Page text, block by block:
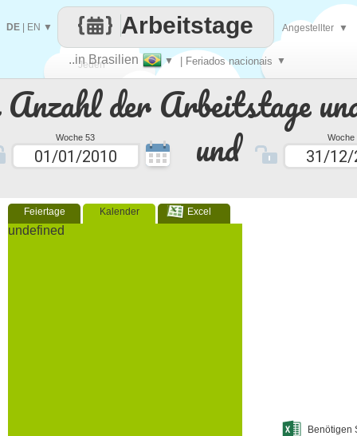
Anzahl der Arbeitstage
Woche 53 und Woche
Feiertage Kalender Excel
undefined
Benötigen
Jeden
Tag
..in Brasilien ▼ | Feriados nacionais ▼
Arbeitstage
DE EN ▼ Angestellter ▼